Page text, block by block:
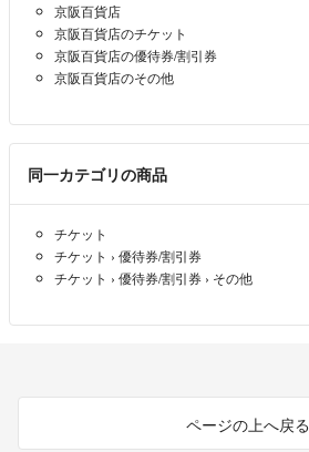
京阪百貨店
京阪百貨店のチケット
京阪百貨店の優待券/割引券
京阪百貨店のその他
同一カテゴリの商品
チケット
チケット › 優待券/割引券
チケット › 優待券/割引券 › その他
ページの上へ戻る